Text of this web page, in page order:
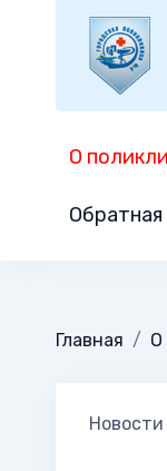
О
Обратная
Главная О
Новости